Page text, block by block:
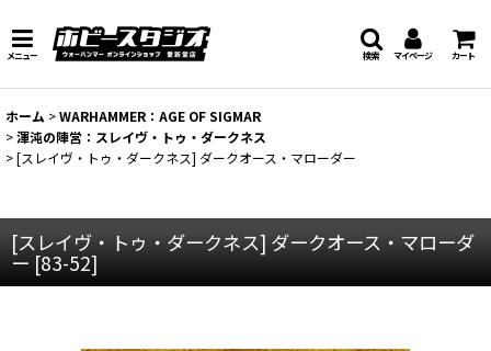
メニュー マイページ カート
検索
ホーム >WARHAMMER：AGE OF SIGMAR
>渾沌の陣営：スレイヴ・トゥ・ダークネス
>[スレイヴ・トゥ・ダークネス] ダークオース・マローダー
[スレイヴ・トゥ・ダークネス] ダークオース・マローダ
ー [83-52]